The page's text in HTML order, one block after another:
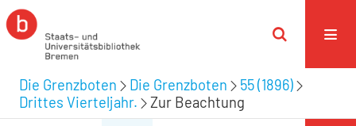
Die Grenzboten Die Grenzboten
55 (1896)
Drittes Vierteljahr.
Zur Beachtung